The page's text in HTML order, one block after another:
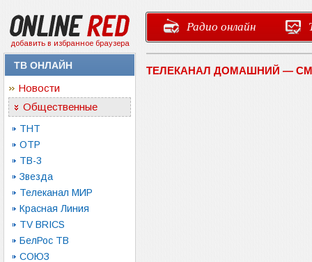
добавить в избранное браузера
Радио онлайн
ТВ ОНЛАЙН
Новости
Общественные
ТНТ
ОТР
ТВ-3
Звезда
Телеканал МИР
Красная Линия
TV BRICS
БелРос ТВ
СОЮЗ
ТЕЛЕКАНАЛ ДОМАШНИЙ —